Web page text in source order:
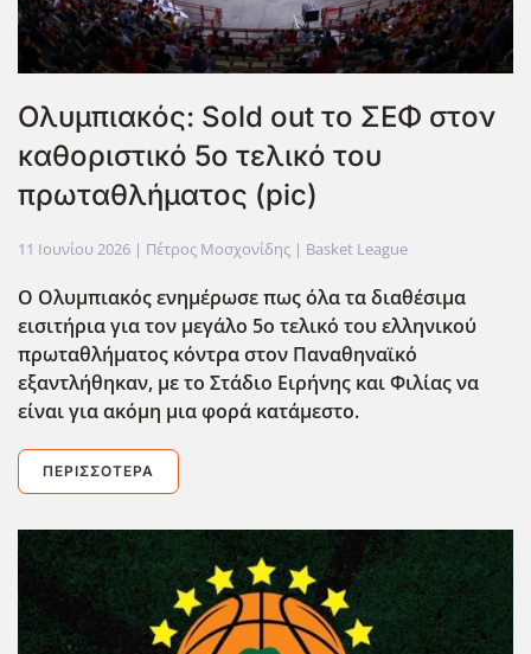
Ολυμπιακός: Sold out το ΣΕΦ στον
καθοριστικό 5ο τελικό του
πρωταθλήματος (pic)
11 Ιουνίου 2026 | Πέτρος Μοσχονίδης | Basket League
Ο Ολυμπιακός ενημέρωσε πως όλα τα διαθέσιμα
εισιτήρια για τον μεγάλο 5ο τελικό του ελληνικού
πρωταθλήματος κόντρα στον Παναθηναϊκό
εξαντλήθηκαν, με το Στάδιο Ειρήνης και Φιλίας να
είναι για ακόμη μια φορά κατάμεστο.
ΠΕΡΙΣΣΌΤΕΡΑ